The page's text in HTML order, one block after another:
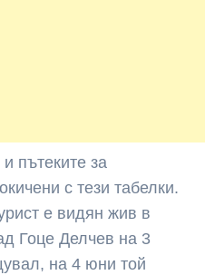
пътеките за
с тези табелки.
е видян жив в
Гоце Делчев на 3
на 4 юни той